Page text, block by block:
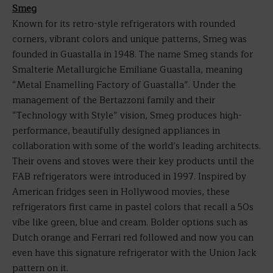
Smeg
Known for its retro-style refrigerators with rounded
corners, vibrant colors and unique patterns, Smeg was
founded in Guastalla in 1948. The name Smeg stands for
Smalterie Metallurgiche Emiliane Guastalla, meaning
“Metal Enamelling Factory of Guastalla”. Under the
management of the Bertazzoni family and their
“Technology with Style” vision, Smeg produces high-
performance, beautifully designed appliances in
collaboration with some of the world’s leading architects.
Their ovens and stoves were their key products until the
FAB refrigerators were introduced in 1997. Inspired by
American fridges seen in Hollywood movies, these
refrigerators first came in pastel colors that recall a 50s
vibe like green, blue and cream. Bolder options such as
Dutch orange and Ferrari red followed and now you can
even have this signature refrigerator with the Union Jack
pattern on it.